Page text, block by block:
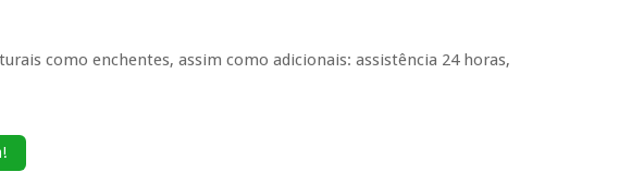
como enchentes, assim como adicionais: assistência 24 horas,